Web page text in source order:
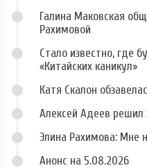
Галина Маковская
Рахимовой
Стало известно, где
«Китайских каникул»
Катя Скалон
Алексей Адеев решил
Элина Рахимова: Мне
Анонс на 5.08.2026